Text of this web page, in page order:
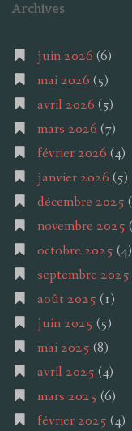
Archives
juin 2026 (6)
mai 2026 (5)
avril 2026 (5)
mars 2026 (7)
février 2026 (4)
janvier 2026 (5)
décembre 2025
novembre 2025
octobre 2025 (4)
septembre 2025
août 2025 (1)
juin 2025 (5)
mai 2025 (8)
avril 2025 (4)
mars 2025 (6)
février 2025 (4)